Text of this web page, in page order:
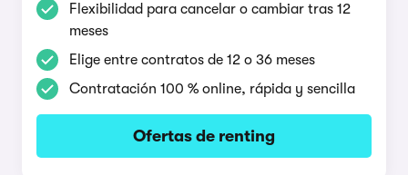
Flexibilidad para cancelar o cambiar tras 12
meses
Elige entre contratos de 12 o 36 meses
Contratación 100 % online, rápida y sencilla
Ofertas de renting